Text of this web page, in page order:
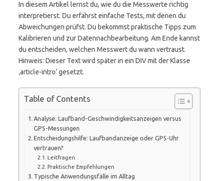
In diesem Artikel lernst du, wie du die Messwerte richtig
interpretierst. Du erfährst einfache Tests, mit denen du
Abweichungen prüfst. Du bekommst praktische Tipps zum
Kalibrieren und zur Datennachbearbeitung. Am Ende kannst
du entscheiden, welchen Messwert du wann vertraust.
Hinweis: Dieser Text wird später in ein DIV mit der Klasse
‚article-intro‘ gesetzt.
Table of Contents
Analyse: Laufband-Geschwindigkeitsanzeigen versus
GPS-Messungen
Entscheidungshilfe: Laufbandanzeige oder GPS-Uhr
vertrauen?
Leitfragen
Praktische Empfehlungen
Typische Anwendungsfälle im Alltag